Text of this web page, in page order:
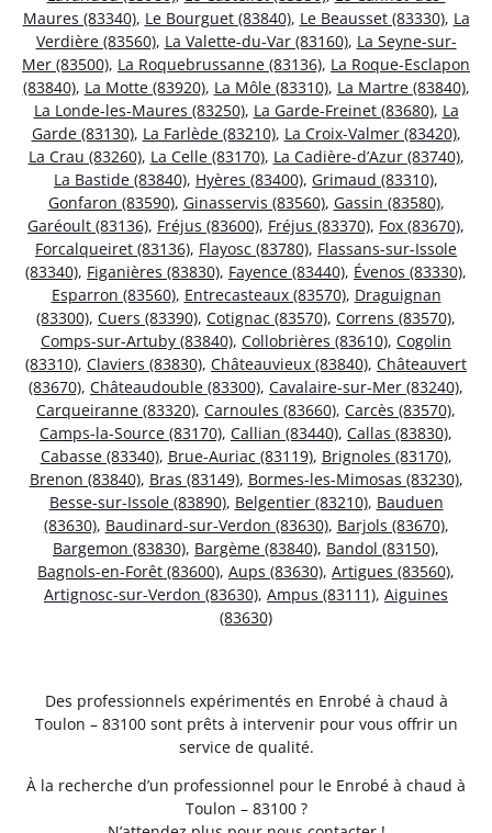
Maures (83340), Le Bourguet (83840), Le Beausset (83330), La
Verdière (83560), La Valette-du-Var (83160), La Seyne-sur-
Mer (83500), La Roquebrussanne (83136), La Roque-Esclapon
(83840), La Motte (83920), La Môle (83310), La Martre (83840),
La Londe-les-Maures (83250), La Garde-Freinet (83680), La
Garde (83130), La Farlède (83210), La Croix-Valmer (83420),
La Crau (83260), La Celle (83170), La Cadière-d’Azur (83740),
La Bastide (83840), Hyères (83400), Grimaud (83310),
Gonfaron (83590), Ginasservis (83560), Gassin (83580),
Garéoult (83136), Fréjus (83600), Fréjus (83370), Fox (83670),
Forcalqueiret (83136), Flayosc (83780), Flassans-sur-Issole
(83340), Figanières (83830), Fayence (83440), Évenos (83330),
Esparron (83560), Entrecasteaux (83570), Draguignan
(83300), Cuers (83390), Cotignac (83570), Correns (83570),
Comps-sur-Artuby (83840), Collobrières (83610), Cogolin
(83310), Claviers (83830), Châteauvieux (83840), Châteauvert
(83670), Châteaudouble (83300), Cavalaire-sur-Mer (83240),
Carqueiranne (83320), Carnoules (83660), Carcès (83570),
Camps-la-Source (83170), Callian (83440), Callas (83830),
Cabasse (83340), Brue-Auriac (83119), Brignoles (83170),
Brenon (83840), Bras (83149), Bormes-les-Mimosas (83230),
Besse-sur-Issole (83890), Belgentier (83210), Bauduen
(83630), Baudinard-sur-Verdon (83630), Barjols (83670),
Bargemon (83830), Bargème (83840), Bandol (83150),
Bagnols-en-Forêt (83600), Aups (83630), Artigues (83560),
Artignosc-sur-Verdon (83630), Ampus (83111), Aiguines
(83630)
Des professionnels expérimentés en Enrobé à chaud à
Toulon – 83100 sont prêts à intervenir pour vous offrir un
service de qualité.
À la recherche d’un professionnel pour le Enrobé à chaud à
Toulon – 83100 ?